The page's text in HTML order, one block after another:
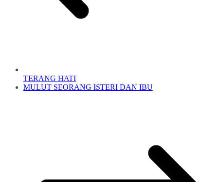
TERANG HATI
MULUT SEORANG ISTERI DAN IBU